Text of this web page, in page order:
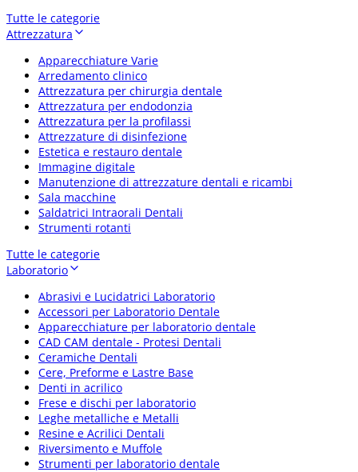
Tutte le categorie
Attrezzatura
Apparecchiature Varie
Arredamento clinico
Attrezzatura per chirurgia dentale
Attrezzatura per endodonzia
Attrezzatura per la profilassi
Attrezzature di disinfezione
Estetica e restauro dentale
Immagine digitale
Manutenzione di attrezzature dentali e ricambi
Sala macchine
Saldatrici Intraorali Dentali
Strumenti rotanti
Tutte le categorie
Laboratorio
Abrasivi e Lucidatrici Laboratorio
Accessori per Laboratorio Dentale
Apparecchiature per laboratorio dentale
CAD CAM dentale - Protesi Dentali
Ceramiche Dentali
Cere, Preforme e Lastre Base
Denti in acrilico
Frese e dischi per laboratorio
Leghe metalliche e Metalli
Resine e Acrilici Dentali
Riversimento e Muffole
Strumenti per laboratorio dentale